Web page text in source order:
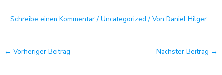
Schreibe einen Kommentar /Uncategorized / VonDaniel Hilger
← Vorheriger Beitrag Nächster Beitrag →